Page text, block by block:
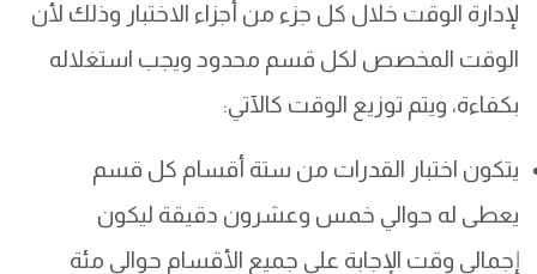
لإدارة الوقت خلال كل جزء من أجزاء الاختبار وذلك لأن
الوقت المخصص لكل قسم محدود ويجب استغلاله
بكفاءة، ويتم توزيع الوقت كالآتي:
يتكون اختبار القدرات من ستة أقسام كل قسم
يعطى له حوالي خمس وعشرون دقيقة ليكون
إجمالي وقت الإجابة على جميع الأقسام حوالي مئة